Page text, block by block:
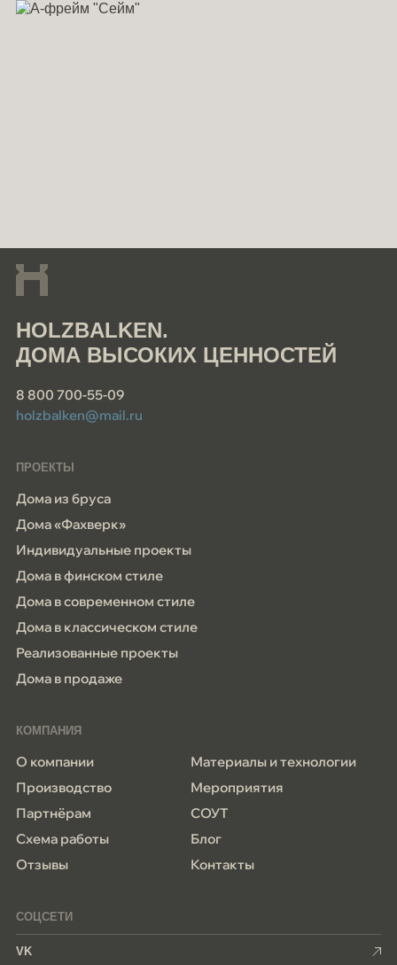
HOLZBALKEN.
ДОМА ВЫСОКИХ ЦЕННОСТЕЙ
8 800 700-55-09
holzbalken@mail.ru
ПРОЕКТЫ
Дома из бруса
Дома «Фахверк»
Индивидуальные проекты
Дома в финском стиле
Дома в современном стиле
Дома в классическом стиле
Реализованные проекты
Дома в продаже
КОМПАНИЯ
О компании
Производство
Партнёрам
Схема работы
Отзывы
Материалы и технологии
Мероприятия
СОУТ
Блог
Контакты
СОЦСЕТИ
VK